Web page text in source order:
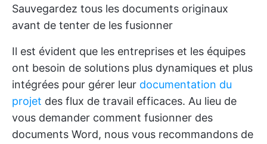
Sauvegardez tous les documents originaux
avant de tenter de les fusionner
Il est évident que les entreprises et les équipes
ont besoin de solutions plus dynamiques et plus
intégrées pour gérer leur documentation du
projet des flux de travail efficaces. Au lieu de
vous demander comment fusionner des
documents Word, nous vous recommandons de